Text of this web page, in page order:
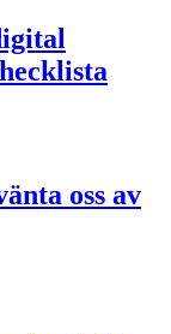
oss av